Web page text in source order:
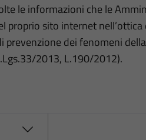
le informazioni che le
proprio sito internet nell’ottica
prevenzione dei fenomeni
2013, L.190/2012).